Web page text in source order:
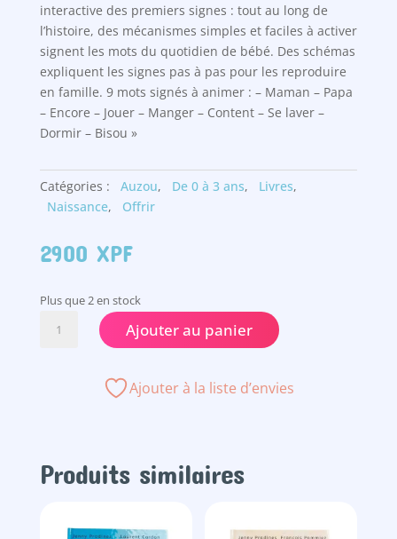
interactive des premiers signes : tout au long de
l’histoire, des mécanismes simples et faciles à activer
signent les mots du quotidien de bébé. Des schémas
expliquent les signes pas à pas pour les reproduire
en famille. 9 mots signés à animer : – Maman – Papa
– Encore – Jouer – Manger – Content – Se laver –
Dormir – Bisou »
Catégories : Auzou, De 0 à 3 ans, Livres,
Naissance, Offrir
2900 XPF
Plus que 2 en stock
Ajouter au panier
Ajouter à la liste d’envies
Produits similaires